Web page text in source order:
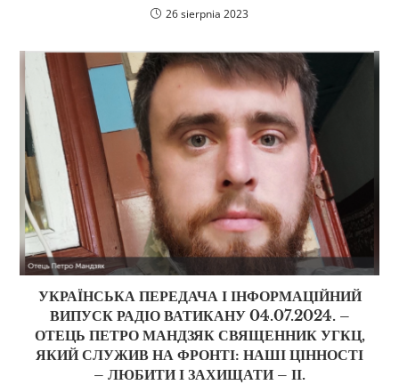
26 sierpnia 2023
УКРАЇНСЬКА ПЕРЕДАЧА І ІНФОРМАЦІЙНИЙ
ВИПУСК РАДІО ВАТИКАНУ 04.07.2024. –
ОТЕЦЬ ПЕТРО МАНДЗЯК СВЯЩЕННИК УГКЦ,
ЯКИЙ СЛУЖИВ НА ФРОНТІ: НАШІ ЦІННОСТІ
– ЛЮБИТИ І ЗАХИЩАТИ – ІІ.